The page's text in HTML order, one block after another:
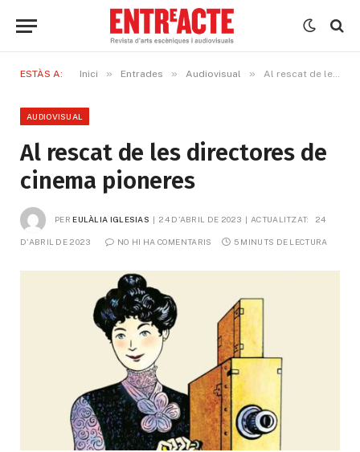
ESTÀS A: Inici » Entrades » Audiovisual » Al rescat de les directores de cinema pioneres
AUDIOVISUAL
Al rescat de les directores de
cinema pioneres
PER EULÀLIA IGLESIAS 24 D'ABRIL DE 2023 ACTUALITZAT: 24
D'ABRIL DE 2023 NO HI HA COMENTARIS 5 MINUTS DE LECTURA